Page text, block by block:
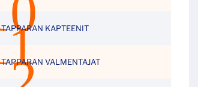
TAPPARAN KAPTEENIT
TAPPARAN VALMENTAJAT